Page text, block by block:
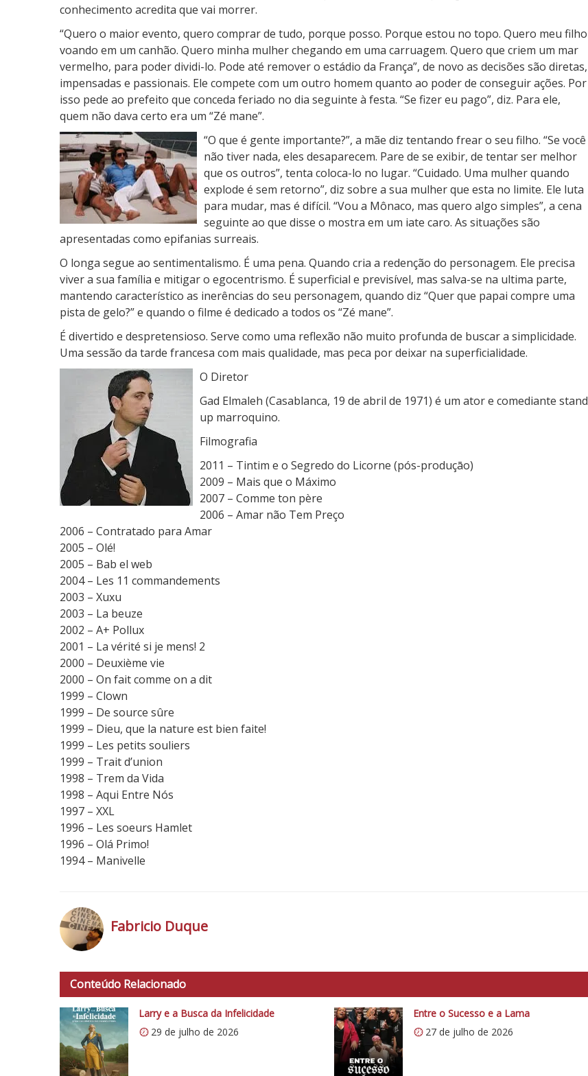
conhecimento acredita que vai morrer.
“Quero o maior evento, quero comprar de tudo, porque posso. Porque estou no topo. Quero meu filho
voando em um canhão. Quero minha mulher chegando em uma carruagem. Quero que criem um mar
vermelho, para poder dividi-lo. Pode até remover o estádio da França”, de novo as decisões são diretas,
impensadas e passionais. Ele compete com um outro homem quanto ao poder de conseguir ações. Por
isso pede ao prefeito que conceda feriado no dia seguinte à festa. “Se fizer eu pago”, diz. Para ele,
quem não dava certo era um “Zé mane”.
“O que é gente importante?”, a mãe diz tentando frear o seu filho. “Se você
não tiver nada, eles desaparecem. Pare de se exibir, de tentar ser melhor
que os outros”, tenta coloca-lo no lugar. “Cuidado. Uma mulher quando
explode é sem retorno”, diz sobre a sua mulher que esta no limite. Ele luta
para mudar, mas é difícil. “Vou a Mônaco, mas quero algo simples”, a cena
seguinte ao que disse o mostra em um iate caro. As situações são
apresentadas como epifanias surreais.
O longa segue ao sentimentalismo. É uma pena. Quando cria a redenção do personagem. Ele precisa
viver a sua família e mitigar o egocentrismo. É superficial e previsível, mas salva-se na ultima parte,
mantendo característico as inerências do seu personagem, quando diz “Quer que papai compre uma
pista de gelo?” e quando o filme é dedicado a todos os “Zé mane”.
É divertido e despretensioso. Serve como uma reflexão não muito profunda de buscar a simplicidade.
Uma sessão da tarde francesa com mais qualidade, mas peca por deixar na superficialidade.
O Diretor
Gad Elmaleh (Casablanca, 19 de abril de 1971) é um ator e comediante stand
up marroquino.
Filmografia
2011 – Tintim e o Segredo do Licorne (pós-produçāo)
2009 – Mais que o Máximo
2007 – Comme ton père
2006 – Amar não Tem Preço
2006 – Contratado para Amar
2005 – Olé!
2005 – Bab el web
2004 – Les 11 commandements
2003 – Xuxu
2003 – La beuze
2002 – A+ Pollux
2001 – La vérité si je mens! 2
2000 – Deuxième vie
2000 – On fait comme on a dit
1999 – Clown
1999 – De source sûre
1999 – Dieu, que la nature est bien faite!
1999 – Les petits souliers
1999 – Trait d’union
1998 – Trem da Vida
1998 – Aqui Entre Nós
1997 – XXL
1996 – Les soeurs Hamlet
1996 – Olá Primo!
1994 – Manivelle
t
p
s
:
/
Fabricio Duque
Conteúdo Relacionado
Larry e a Busca da Infelicidade
29 de julho de 2026
Entre o Sucesso e a Lama
27 de julho de 2026